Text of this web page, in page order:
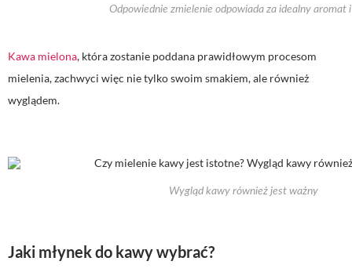
Odpowiednie zmielenie odpowiada za idealny aromat
Kawa mielona, która zostanie poddana prawidłowym procesom
mielenia, zachwyci więc nie tylko swoim smakiem, ale również
wyglądem.
Wygląd kawy również jest ważny
Jaki młynek do kawy wybrać?